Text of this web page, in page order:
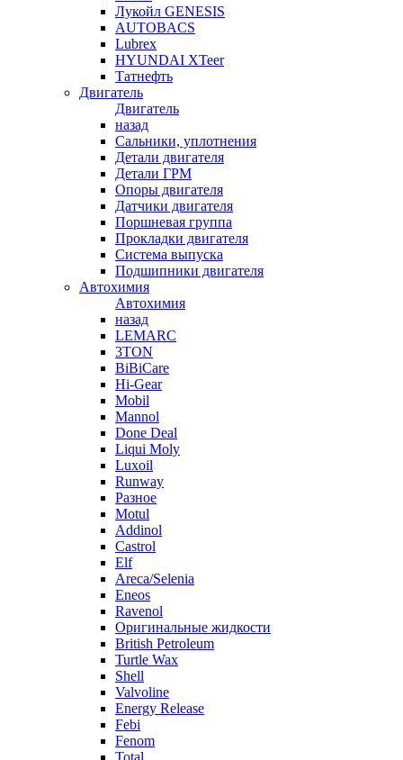
Лукойл GENESIS
AUTOBACS
Lubrex
HYUNDAI XTeer
Татнефть
Двигатель
Двигатель
назад
Сальники, уплотнения
Детали двигателя
Детали ГРМ
Опоры двигателя
Датчики двигателя
Поршневая группа
Прокладки двигателя
Система выпуска
Подшипники двигателя
Автохимия
Автохимия
назад
LEMARC
3TON
BiBiCare
Hi-Gear
Mobil
Mannol
Done Deal
Liqui Moly
Luxoil
Runway
Разное
Motul
Addinol
Castrol
Elf
Areca/Selenia
Eneos
Ravenol
Оригинальные жидкости
British Petroleum
Turtle Wax
Shell
Valvoline
Energy Release
Febi
Fenom
Total